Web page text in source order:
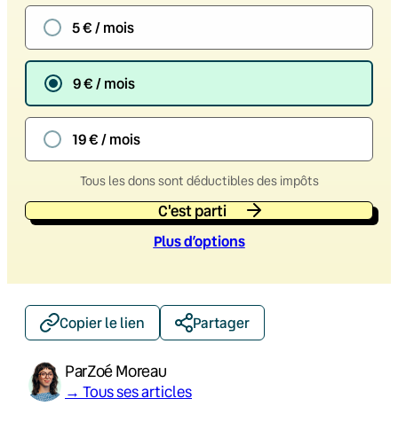
5 € / mois
9 € / mois
19 € / mois
Tous les dons sont déductibles des impôts
C'est parti
Plus d’options
Copier le lien Partager
ParZoé Moreau
→ Tous ses articles